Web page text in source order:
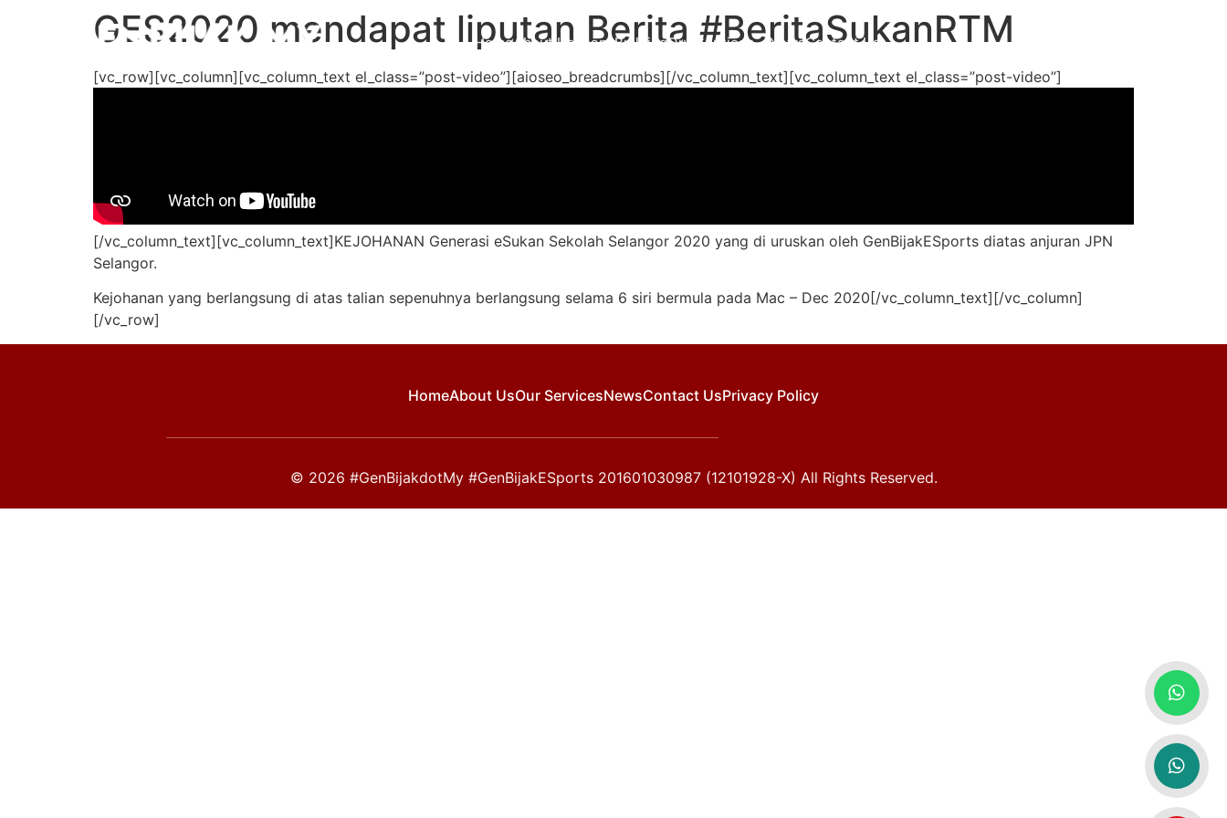
HomeAbout Us Team BuildingOur Services NewsContact Us
GES2020 mendapat liputan Berita #BeritaSukanRTM
[vc_row][vc_column][vc_column_text el_class=”post-video”][aioseo_breadcrumbs][/vc_column_text][vc_column_text el_class=”post-video”]
[/vc_column_text][vc_column_text]KEJOHANAN Generasi eSukan Sekolah Selangor 2020 yang di uruskan oleh GenBijakESports diatas anjuran JPN
Selangor.
Kejohanan yang berlangsung di atas talian sepenuhnya berlangsung selama 6 siri bermula pada Mac – Dec 2020[/vc_column_text][/vc_column]
[/vc_row]
HomeAbout UsOur ServicesNewsContact UsPrivacy Policy
© 2026 #GenBijakdotMy #GenBijakESports 201601030987 (12101928-X) All Rights Reserved.